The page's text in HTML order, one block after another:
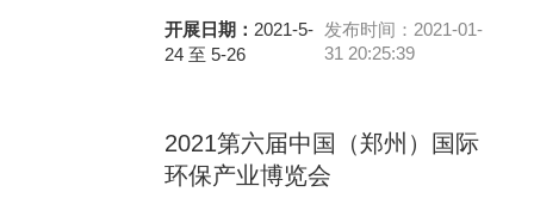
开展日期： 2021-5-
24 至 5-26
发布时间：2021-01-
31 20:25:39
2021第六届中国（郑州）国际
环保产业博览会